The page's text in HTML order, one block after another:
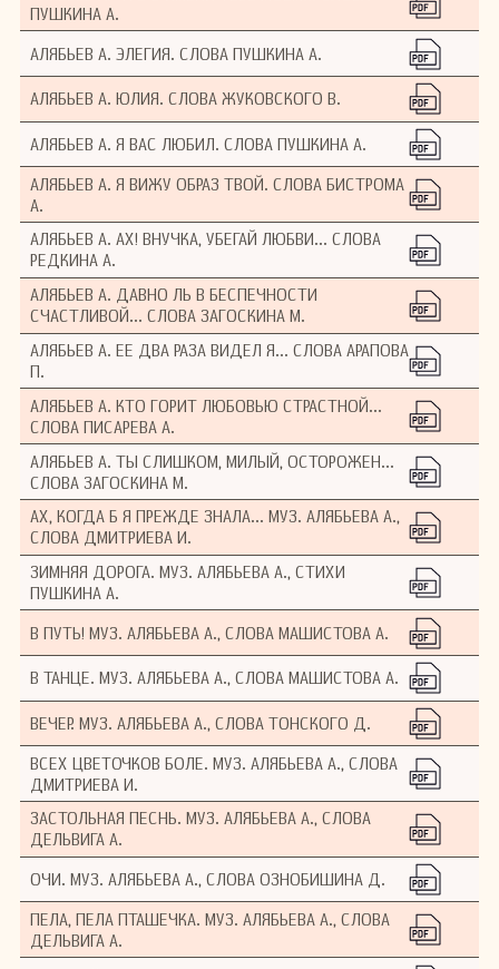
ПУШКИНА А.
АЛЯБЬЕВ А. ЭЛЕГИЯ. СЛОВА ПУШКИНА А.
АЛЯБЬЕВ А. ЮЛИЯ. СЛОВА ЖУКОВСКОГО В.
АЛЯБЬЕВ А. Я ВАС ЛЮБИЛ. СЛОВА ПУШКИНА А.
АЛЯБЬЕВ А. Я ВИЖУ ОБРАЗ ТВОЙ. СЛОВА БИСТРОМА
А.
АЛЯБЬЕВ А. АХ! ВНУЧКА, УБЕГАЙ ЛЮБВИ... СЛОВА
РЕДКИНА А.
АЛЯБЬЕВ А. ДАВНО ЛЬ В БЕСПЕЧНОСТИ
СЧАСТЛИВОЙ... СЛОВА ЗАГОСКИНА М.
АЛЯБЬЕВ А. ЕЕ ДВА РАЗА ВИДЕЛ Я... СЛОВА АРАПОВА
П.
АЛЯБЬЕВ А. КТО ГОРИТ ЛЮБОВЬЮ СТРАСТНОЙ...
СЛОВА ПИСАРЕВА А.
АЛЯБЬЕВ А. ТЫ СЛИШКОМ, МИЛЫЙ, ОСТОРОЖЕН...
СЛОВА ЗАГОСКИНА М.
АХ, КОГДА Б Я ПРЕЖДЕ ЗНАЛА... МУЗ. АЛЯБЬЕВА А.,
СЛОВА ДМИТРИЕВА И.
ЗИМНЯЯ ДОРОГА. МУЗ. АЛЯБЬЕВА А., СТИХИ
ПУШКИНА А.
В ПУТЬ! МУЗ. АЛЯБЬЕВА А., СЛОВА МАШИСТОВА А.
В ТАНЦЕ. МУЗ. АЛЯБЬЕВА А., СЛОВА МАШИСТОВА А.
ВЕЧЕР. МУЗ. АЛЯБЬЕВА А., СЛОВА ТОНСКОГО Д.
ВСЕХ ЦВЕТОЧКОВ БОЛЕ. МУЗ. АЛЯБЬЕВА А., СЛОВА
ДМИТРИЕВА И.
ЗАСТОЛЬНАЯ ПЕСНЬ. МУЗ. АЛЯБЬЕВА А., СЛОВА
ДЕЛЬВИГА А.
ОЧИ. МУЗ. АЛЯБЬЕВА А., СЛОВА ОЗНОБИШИНА Д.
ПЕЛА, ПЕЛА ПТАШЕЧКА. МУЗ. АЛЯБЬЕВА А., СЛОВА
ДЕЛЬВИГА А.